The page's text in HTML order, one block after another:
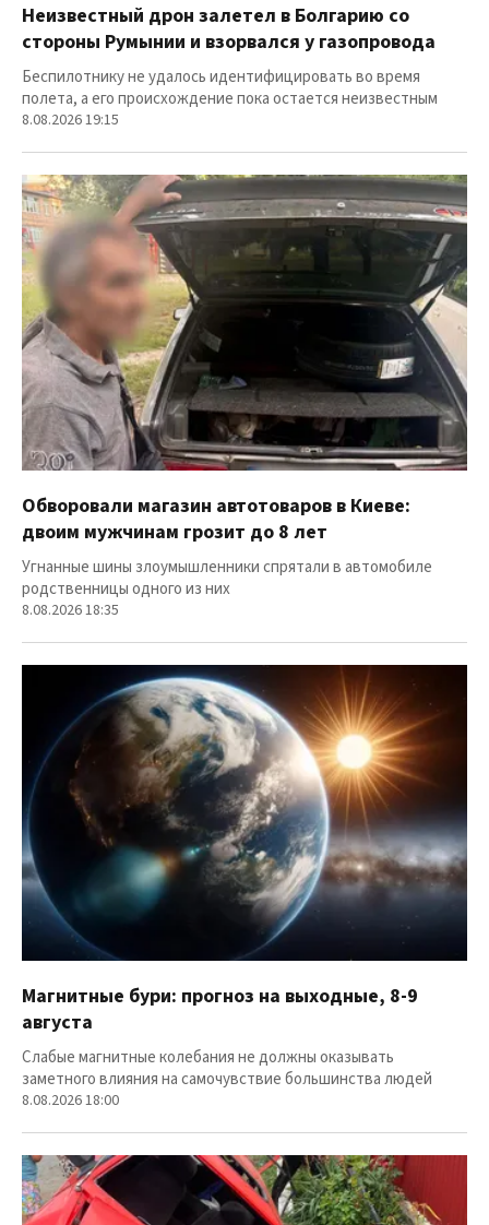
Неизвестный дрон залетел в Болгарию со
стороны Румынии и взорвался у газопровода
Беспилотнику не удалось идентифицировать во время
полета, а его происхождение пока остается неизвестным
8.08.2026 19:15
Обворовали магазин автотоваров в Киеве:
двоим мужчинам грозит до 8 лет
Угнанные шины злоумышленники спрятали в автомобиле
родственницы одного из них
8.08.2026 18:35
Магнитные бури: прогноз на выходные, 8-9
августа
Слабые магнитные колебания не должны оказывать
заметного влияния на самочувствие большинства людей
8.08.2026 18:00